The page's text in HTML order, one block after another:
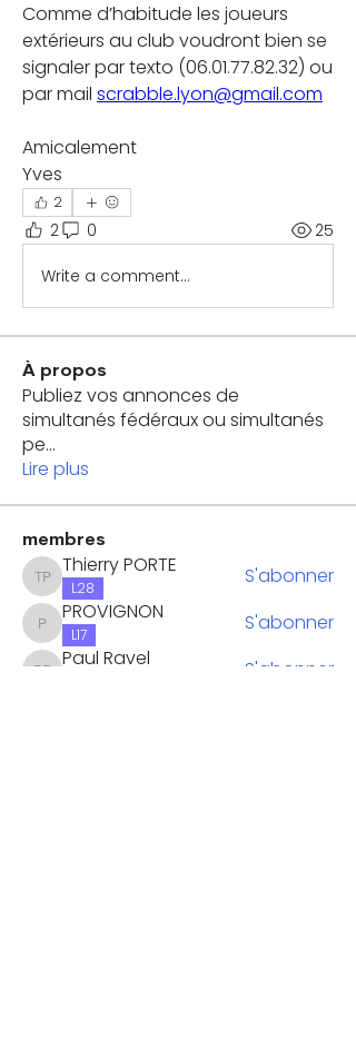
Comme d’habitude les joueurs
extérieurs au club voudront bien se
signaler par texto (06.01.77.82.32) ou
par mail scrabble.lyon@gmail.com
Amicalement
Yves
2
2 0 25
Write a comment...
À propos
Publiez vos annonces de
simultanés fédéraux ou simultanés
pe...
Lire plus
membres
Thierry PORTE
Thierry PORTE
L28 S'abonner
PROVIGNON
PROVIGNON
L17 S'abonner
Paul Ravel
S'abonner